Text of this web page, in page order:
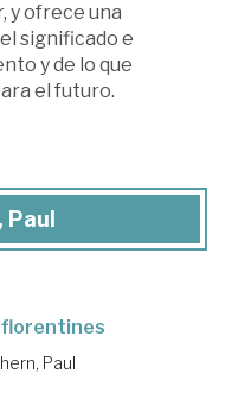
y ofrece una
significado e
y de lo que
el futuro.
Paul